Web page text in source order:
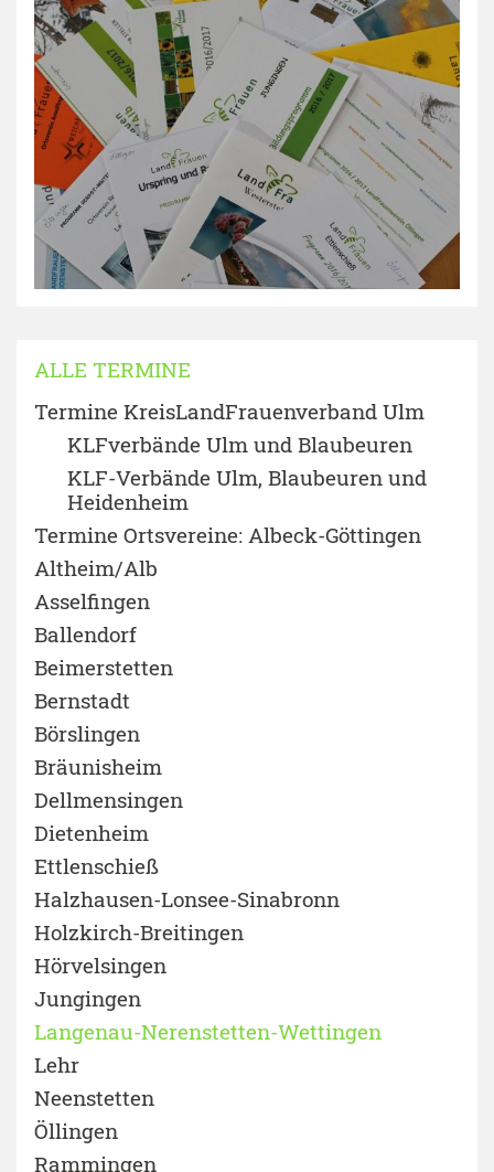
ALLE TERMINE
Termine KreisLandFrauenverband Ulm
KLFverbände Ulm und Blaubeuren
KLF-Verbände Ulm, Blaubeuren und
Heidenheim
Termine Ortsvereine: Albeck-Göttingen
Altheim/Alb
Asselfingen
Ballendorf
Beimerstetten
Bernstadt
Börslingen
Bräunisheim
Dellmensingen
Dietenheim
Ettlenschieß
Halzhausen-Lonsee-Sinabronn
Holzkirch-Breitingen
Hörvelsingen
Jungingen
Langenau-Nerenstetten-Wettingen
Lehr
Neenstetten
Öllingen
Rammingen